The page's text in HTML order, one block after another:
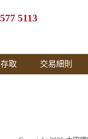
5113
取 交易細則